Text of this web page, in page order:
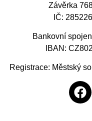
Závěrka
IČ:
Bankovní
IBAN:
Registrace: Městský